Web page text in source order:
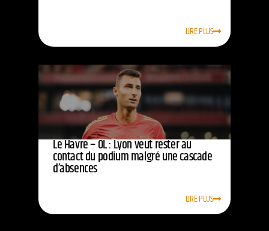
LIRE PLUS
Le Havre – OL : Lyon veut rester au
contact du podium malgré une cascade
d’absences
LIRE PLUS